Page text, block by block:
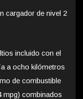
cargador de nivel 2
incluido con el
a ocho kilómetros
de combustible
mpg) combinados